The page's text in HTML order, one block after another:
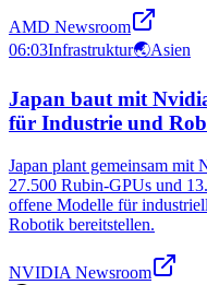
AMD Newsroom
06:03Infrastruktur🌏Asien
Japan baut mit
für Industrie und
Japan plant gemeinsam
27.500 Rubin-GPUs und
offene Modelle für
Robotik bereitstellen.
NVIDIA Newsroom